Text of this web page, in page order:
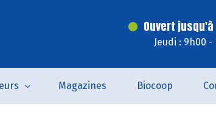
Ouvert jusqu'à
Jeudi : 9h00 -
Magazines Biocoop